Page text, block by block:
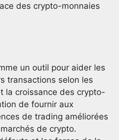
des crypto-monnaies
un outil pour aider les
transactions selon les
la croissance des crypto-
de fournir aux
de trading améliorées
de crypto.